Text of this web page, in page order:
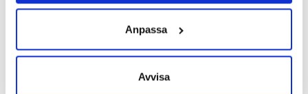
Anpassa
Avvisa
Butiker: Umeå,Östersund